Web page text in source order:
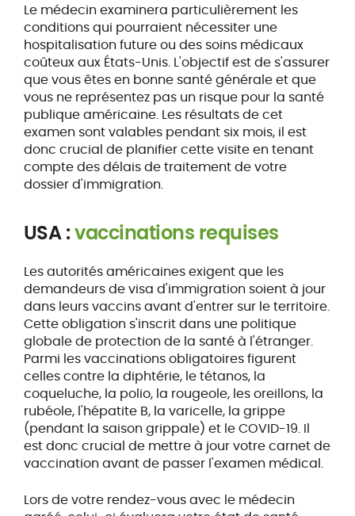
Le médecin examinera particulièrement les
conditions qui pourraient nécessiter une
hospitalisation future ou des soins médicaux
coûteux aux États-Unis. L'objectif est de s'assurer
que vous êtes en bonne santé générale et que
vous ne représentez pas un risque pour la santé
publique américaine. Les résultats de cet
examen sont valables pendant six mois, il est
donc crucial de planifier cette visite en tenant
compte des délais de traitement de votre
dossier d'immigration.
USA :vaccinations requises
Les autorités américaines exigent que les
demandeurs de visa d'immigration soient à jour
dans leurs vaccins avant d'entrer sur le territoire.
Cette obligation s'inscrit dans une politique
globale de protection de la santé à l'étranger.
Parmi les vaccinations obligatoires figurent
celles contre la diphtérie, le tétanos, la
coqueluche, la polio, la rougeole, les oreillons, la
rubéole, l'hépatite B, la varicelle, la grippe
(pendant la saison grippale) et le COVID-19. Il
est donc crucial de mettre à jour votre carnet de
vaccination avant de passer l'examen médical.
Lors de votre rendez-vous avec le médecin